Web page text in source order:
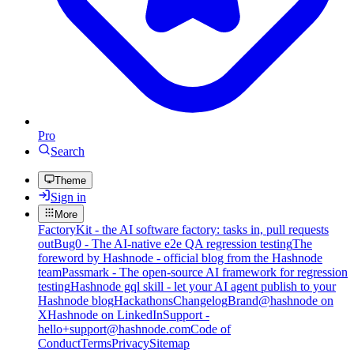
Pro
Search
Theme
Sign in
More
FactoryKit - the AI software factory: tasks in, pull requests
outBug0 - The AI-native e2e QA regression testingThe
foreword by Hashnode - official blog from the Hashnode
teamPassmark - The open-source AI framework for regression
testingHashnode gql skill - let your AI agent publish to your
Hashnode blogHackathonsChangelogBrand@hashnode on
XHashnode on LinkedInSupport -
hello+support@hashnode.comCode of
ConductTermsPrivacySitemap